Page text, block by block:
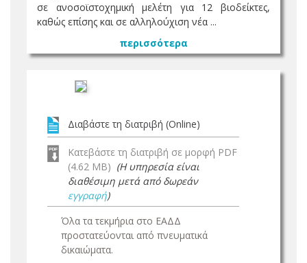
σε ανοσοϊστοχημική μελέτη για 12 βιοδείκτες,
καθώς επίσης και σε αλληλούχιση νέα ...
περισσότερα
Διαβάστε τη διατριβή (Online)
Κατεβάστε τη διατριβή σε μορφή PDF
(4.62 MB) (Η υπηρεσία είναι
διαθέσιμη μετά από δωρεάν
εγγραφή)
Όλα τα τεκμήρια στο ΕΑΔΔ
προστατεύονται από πνευματικά
δικαιώματα.